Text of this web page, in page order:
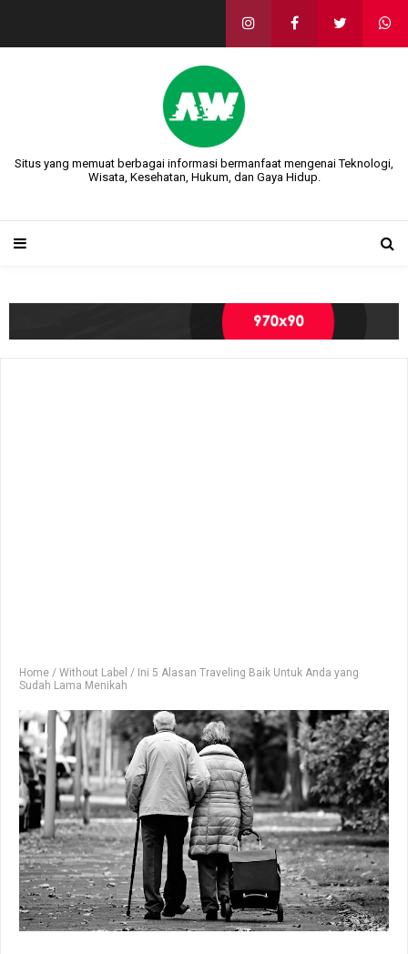
Situs yang memuat berbagai informasi bermanfaat mengenai Teknologi,
Wisata, Kesehatan, Hukum, dan Gaya Hidup.
Home / Without Label / Ini 5 Alasan Traveling Baik Untuk Anda yang
Sudah Lama Menikah